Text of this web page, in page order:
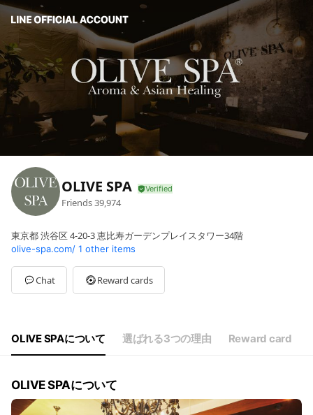
OLIVE SPA
Friends39,974
東京都 渋谷区 4-20-3 恵比寿ガーデンプレイスタワー34階
olive-spa.com/ 1 other items
Chat Reward cards
OLIVE SPAについて 選ばれる3つの理由 Reward card
OLIVE SPAについて